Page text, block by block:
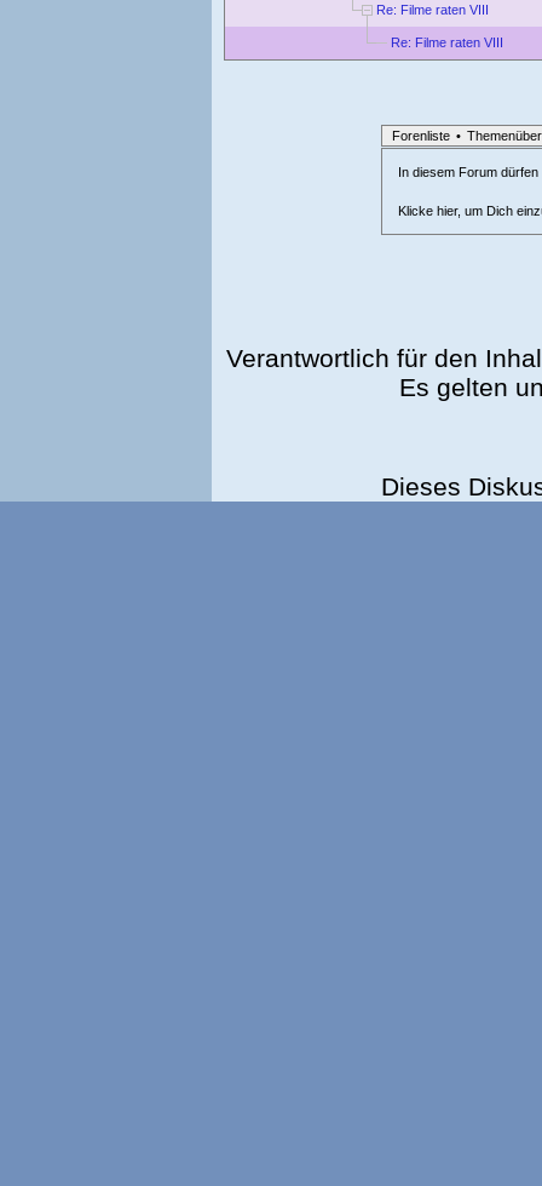
Re: Filme raten VIII
Re: Filme raten VIII
Forenliste •
In diesem Forum
Klicke hier, um Dich
Verantwortlich für den
Es gelten
Dieses